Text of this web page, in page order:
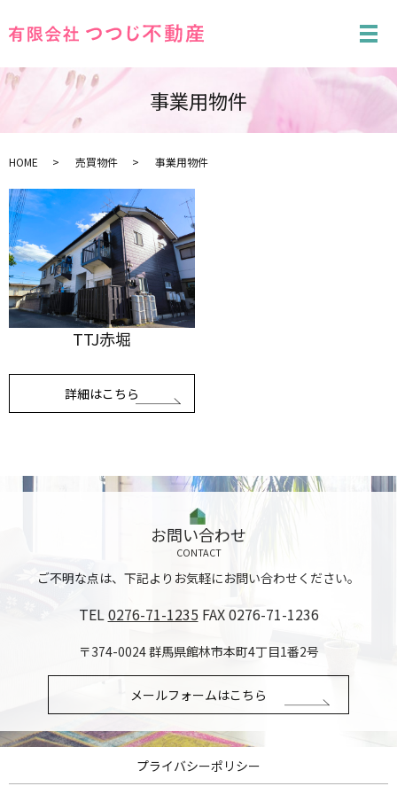
メ
事業用物件
HOME 売買物件 事業用物件
TTJ赤堀
詳細はこちら
お問い合わせ
CONTACT
ご不明な点は、下記よりお気軽にお問い合わせください。
TEL0276-71-1235 FAX 0276-71-1236
〒374-0024 群馬県館林市本町4丁目1番2号
メールフォームはこちら
プライバシーポリシー